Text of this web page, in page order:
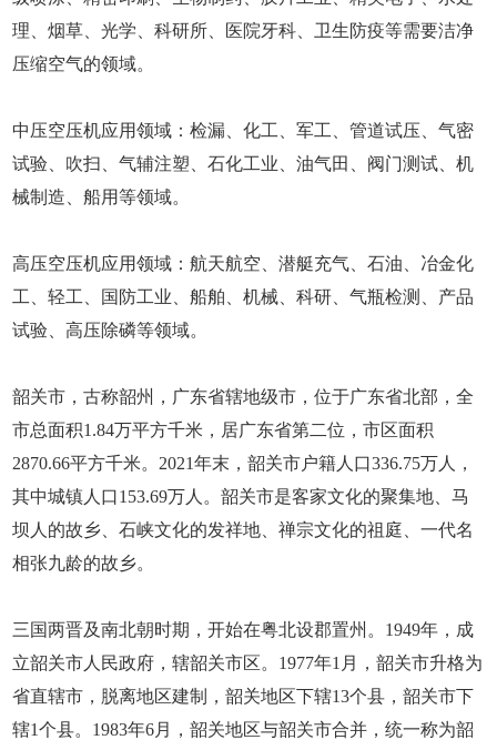
理、烟草、光学、科研所、医院牙科、卫生防疫等需要洁净
压缩空气的领域。
中压空压机应用领域：检漏、化工、军工、管道试压、气密
试验、吹扫、气辅注塑、石化工业、油气田、阀门测试、机
械制造、船用等领域。
高压空压机应用领域：航天航空、潜艇充气、石油、冶金化
工、轻工、国防工业、船舶、机械、科研、气瓶检测、产品
试验、高压除磷等领域。
韶关市，古称韶州，广东省辖地级市，位于广东省北部，全
市总面积1.84万平方千米，居广东省第二位，市区面积
2870.66平方千米。2021年末，韶关市户籍人口336.75万人，
其中城镇人口153.69万人。韶关市是客家文化的聚集地、马
坝人的故乡、石峡文化的发祥地、禅宗文化的祖庭、一代名
相张九龄的故乡。
三国两晋及南北朝时期，开始在粤北设郡置州。1949年，成
立韶关市人民政府，辖韶关市区。1977年1月，韶关市升格为
省直辖市，脱离地区建制，韶关地区下辖13个县，韶关市下
辖1个县。1983年6月，韶关地区与韶关市合并，统一称为韶